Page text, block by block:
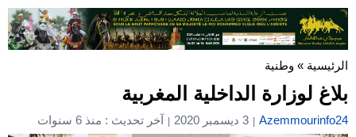
الرئيسية » وطنية
بلاغ لوزارة الداخلية المغربية
Azemmourinfo24 3 ديسمبر 2020 آخر تحديث : منذ 6 سنوات